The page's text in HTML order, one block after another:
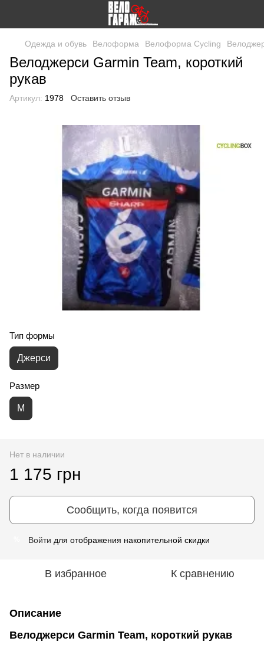
Одежда и обувь Велоформа Велоформа Cycling
Велоджерси Garmin Team, короткий
рукав
Артикул: 1978 Оставить отзыв
Тип формы
Джерси
Размер
M
Нет в наличии
1 175 грн
Сообщить, когда появится
Войти для отображения накопительной скидки
В избранное К сравнению
Описание
Велоджерси Garmin Team, короткий рукав